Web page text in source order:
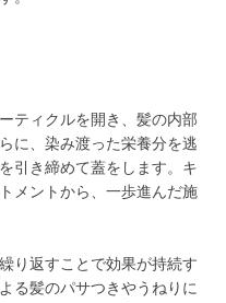
ティクルを開き、髪の内部
に、染み渡った栄養分を逃
引き締めて蓋をします。キ
メントから、一歩進んだ施
り返すことで効果が持続す
る髪のパサつきやうねりに